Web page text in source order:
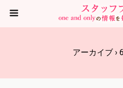
アーカイブ ›